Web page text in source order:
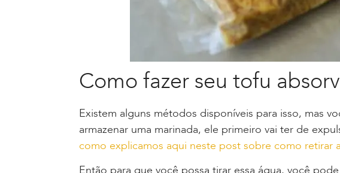
Como fazer seu tofu
Existem alguns métodos disponíveis para isso, mas
armazenar uma marinada, ele primeiro vai ter de
como explicamos aqui neste post sobre como retirar